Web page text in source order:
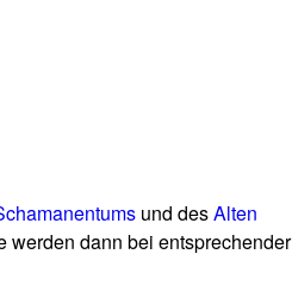
und desAlten
werden dann bei entsprechender